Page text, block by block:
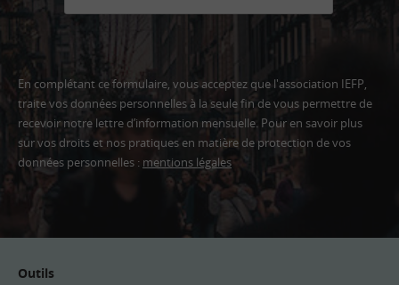
En complétant ce formulaire, vous acceptez que l'association IEFP,
traite vos données personnelles à la seule fin de vous permettre de
recevoir notre lettre d’information mensuelle. Pour en savoir plus
sur vos droits et nos pratiques en matière de protection de vos
données personnelles : mentions légales
Outils